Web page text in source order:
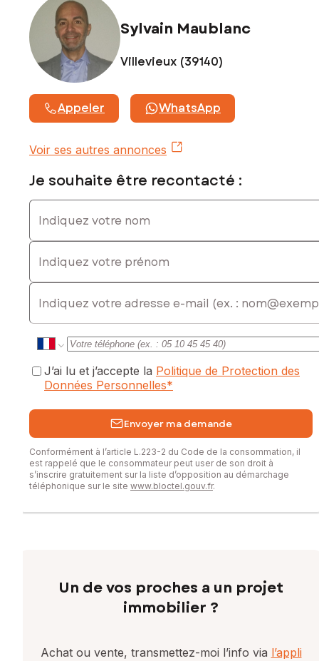
Sylvain Maublanc
Villevieux (39140)
Appeler WhatsApp
Voir ses autres annonces
Je souhaite être recontacté :
Indiquez votre nom
Indiquez votre prénom
E-mail
J’ai lu et j’accepte la Politique de Protection des
Données Personnelles*
Envoyer ma demande
Conformément à l’article L.223-2 du Code de la consommation, il
est rappelé que le consommateur peut user de son droit à
s’inscrire gratuitement sur la liste d’opposition au démarchage
téléphonique sur le site www.bloctel.gouv.fr.
Un de vos proches a un projet
immobilier ?
Achat ou vente, transmettez-moi l’info via l’appli